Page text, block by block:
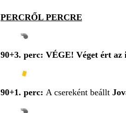
PERCRŐL PERCRE
90+3. perc: VÉGE! Véget ért az
90+1. perc: A csereként beállt